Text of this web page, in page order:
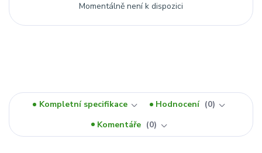
Momentálně není k dispozici
Kompletní specifikace Hodnocení
0
Komentáře
0